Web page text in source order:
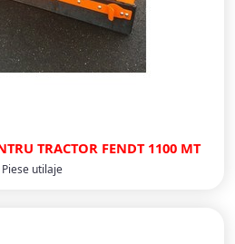
TRACTOR FENDT 1100 MT
Piese utilaje